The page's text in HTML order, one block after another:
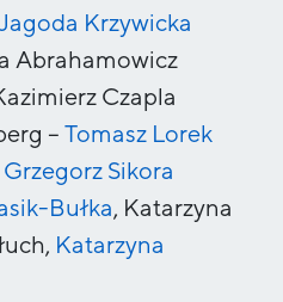
Krzywicka
Abrahamowicz
Czapla
– Tomasz Lorek
Grzegorz Sikora
Bułka, Katarzyna
Katarzyna